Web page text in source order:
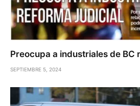
Preocupa a industriales de BC
SEPTIEMBRE 5, 2024